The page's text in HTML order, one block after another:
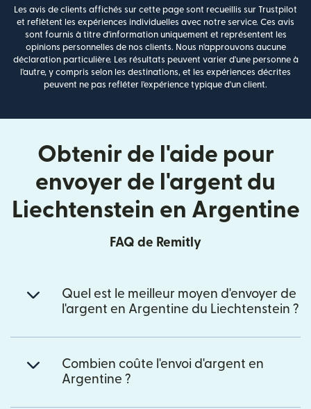
Les avis de clients affichés sur cette page sont recueillis sur Trustpilot
et reflètent les expériences individuelles avec notre service. Ces avis
sont fournis à titre d'information uniquement et représentent les
opinions personnelles de nos clients. Nous n'approuvons aucune
déclaration particulière. Les résultats peuvent varier d'une personne à
l'autre, y compris selon les destinations, et les expériences décrites
peuvent ne pas refléter l'expérience typique d'un client.
Obtenir de l'aide pour
envoyer de l'argent du
Liechtenstein en Argentine
FAQ de Remitly
Quel est le meilleur moyen d'envoyer de
l'argent en Argentine du Liechtenstein ?
Combien coûte l'envoi d'argent en
Argentine ?